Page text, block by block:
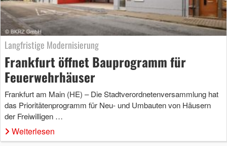
Langfristige Modernisierung
Frankfurt öffnet Bauprogramm für
Feuerwehrhäuser
Frankfurt am Main (HE) – Die Stadtverordnetenversammlung hat
das Prioritätenprogramm für Neu- und Umbauten von Häusern
der Freiwilligen …
Weiterlesen